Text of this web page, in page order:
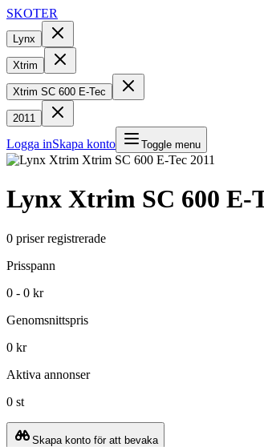
SKOTER
Lynx
Xtrim
Xtrim SC 600 E-Tec
2011
Logga inSkapa konto Toggle menu
Lynx Xtrim SC 600 E-
0 priser registrerade
Prisspann
0 - 0 kr
Genomsnittspris
0 kr
Aktiva annonser
0 st
Skapa konto för att bevaka